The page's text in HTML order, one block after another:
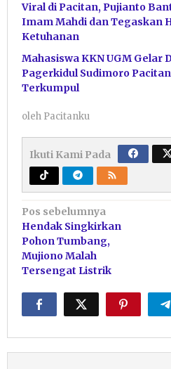
Viral di Pacitan, Pujianto
Imam Mahdi dan Tegaskan
Ketuhanan
Mahasiswa KKN UGM Gelar
Pagerkidul Sudimoro
Terkumpul
oleh Pacitanku
Ikuti Kami Pada
Navigasi
pos
Pos sebelumnya
Hendak Singkirkan
Pohon Tumbang,
Mujiono Malah
Tersengat Listrik